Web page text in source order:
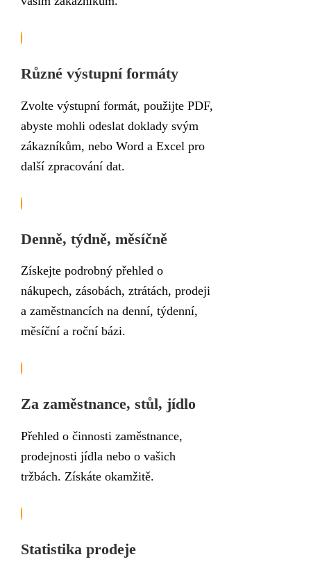
Různé výstupní formáty
Zvolte výstupní formát, použijte PDF,
abyste mohli odeslat doklady svým
zákazníkům, nebo Word a Excel pro
další zpracování dat.
Denně, týdně, měsíčně
Získejte podrobný přehled o
nákupech, zásobách, ztrátách, prodeji
a zaměstnancích na denní, týdenní,
měsíční a roční bázi.
Za zaměstnance, stůl, jídlo
Přehled o činnosti zaměstnance,
prodejnosti jídla nebo o vašich
tržbách. Získáte okamžitě.
Statistika prodeje